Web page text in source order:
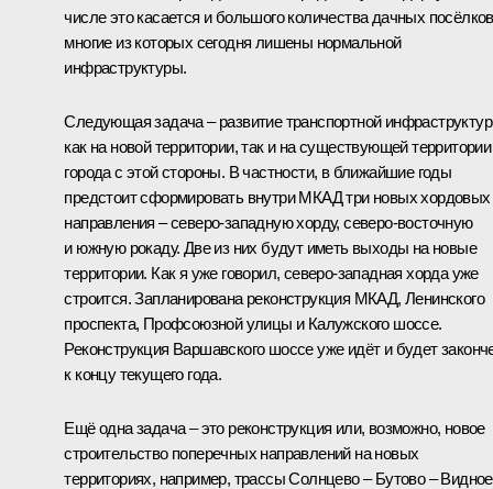
числе это касается и большого количества дачных
многие из которых сегодня лишены нормальной
инфраструктуры.
Следующая задача – развитие транспортной
как на новой территории, так и на существующей территории
города с этой стороны. В частности, в ближайшие годы
предстоит сформировать внутри МКАД три новых хордовых
направления – северо-западную хорду, северо-восточную
и южную рокаду. Две из них будут иметь выходы на новые
территории. Как я уже говорил, северо-западная хорда уже
строится. Запланирована реконструкция МКАД, Ленинского
проспекта, Профсоюзной улицы и Калужского шоссе.
Реконструкция Варшавского шоссе уже идёт и будет
к концу текущего года.
Ещё одна задача – это реконструкция или, возможно, новое
строительство поперечных направлений на новых
территориях, например, трассы Солнцево – Бутово –